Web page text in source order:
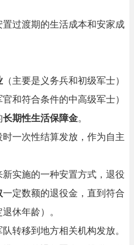
置过渡期的生活成本和安家成
（主要是义务兵和初级军士）
官和符合条件的中高级军士）
长期性生活保障金。
时一次性结算发放，作为自主
新实施的一种安置方式，退役
一定数额的退役金，直到符合
休年龄）。
转移到地方相关机构发放。